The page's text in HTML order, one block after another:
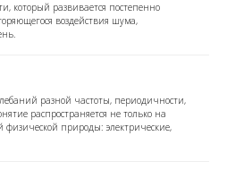
который развивается постепенно
воздействия шума,
разной частоты, периодичности,
распространяется не только на
физической природы: электрические,